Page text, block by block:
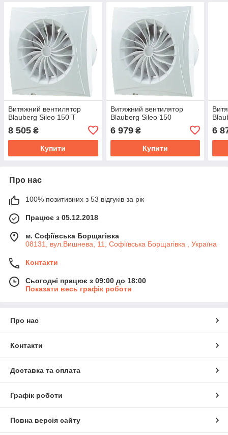
Витяжний вентилятор
Blauberg Sileo 150 T
8 505 ₴
Купити
Витяжний вентилятор
Blauberg Sileo 150
6 979₴
Купити
6
Про нас
100% позитивних з 53 відгуків за рік
Працює з 05.12.2018
м. Софіївська Борщагівка
08131, вул.Вишнева, 11, Софіївська Борщагівка , Україна
Контакти
Сьогодні працює з 09:00 до 18:00
Показати весь графік роботи
Про нас
Контакти
Доставка та оплата
Графік роботи
Повна версія сайту